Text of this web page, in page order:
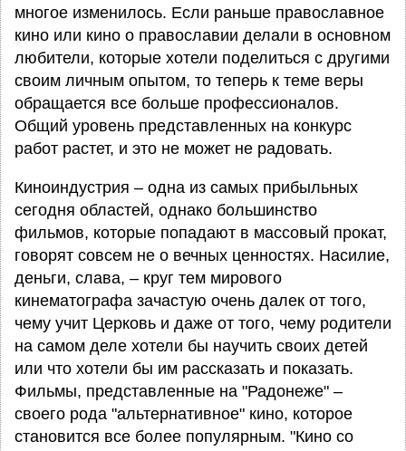
многое изменилось. Если раньше православное
кино или кино о православии делали в основном
любители, которые хотели поделиться с другими
своим личным опытом, то теперь к теме веры
обращается все больше профессионалов.
Общий уровень представленных на конкурс
работ растет, и это не может не радовать.
Киноиндустрия – одна из самых прибыльных
сегодня областей, однако большинство
фильмов, которые попадают в массовый прокат,
говорят совсем не о вечных ценностях. Насилие,
деньги, слава, – круг тем мирового
кинематографа зачастую очень далек от того,
чему учит Церковь и даже от того, чему родители
на самом деле хотели бы научить своих детей
или что хотели бы им рассказать и показать.
Фильмы, представленные на "Радонеже" –
своего рода "альтернативное" кино, которое
становится все более популярным. "Кино со